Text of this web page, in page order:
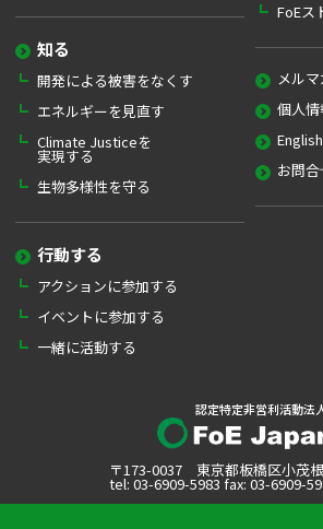
知る
開発による被害をなくす
エネルギーを見直す
Climate Justiceを
実現する
生物多様性を守る
行動する
アクションに参加する
イベントに参加する
一緒に活動する
FoEス
メル
個人
English
お問合
認定特定非営利活動法
〒173-0037 東京都板橋区小茂
tel: 03-6909-5983 fax: 03-6909-